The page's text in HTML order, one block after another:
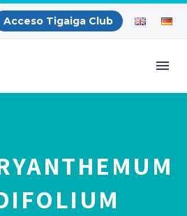
Acceso Tigaiga Club